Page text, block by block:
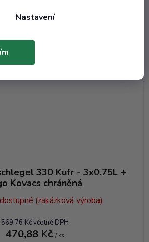
Nastavení
330 Kufr - 3x0.75L +
Kovacs chráněná
(zakázková výroba)
569,76 Kč včetně DPH
470,88 Kč / ks